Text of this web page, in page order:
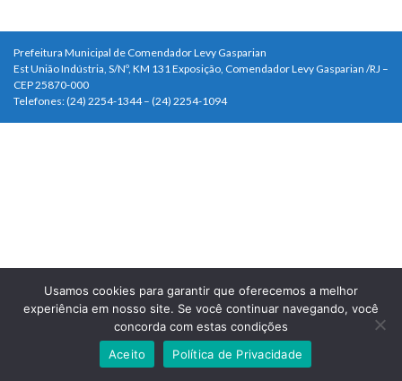
Prefeitura Municipal de Comendador Levy Gasparian
Est União Indústria, S/Nº, KM 131 Exposição, Comendador Levy Gasparian /RJ –
CEP 25870-000
Telefones: (24) 2254-1344 – (24) 2254-1094
Usamos cookies para garantir que oferecemos a melhor
experiência em nosso site. Se você continuar navegando, você
concorda com estas condições
Aceito
Política de Privacidade